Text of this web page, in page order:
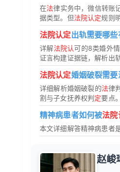
在法律实务中，微信转账
据类型。但法院认定规则
法院认定出轨需要哪些
详解法院认可的8类婚外
证言构建证据链，解析出
法院认定婚姻破裂需要
详细解析婚姻破裂的法律
割与子女抚养权判定要点。
精神病患者如何被法院
本文详细解答精神病患者
赵峻